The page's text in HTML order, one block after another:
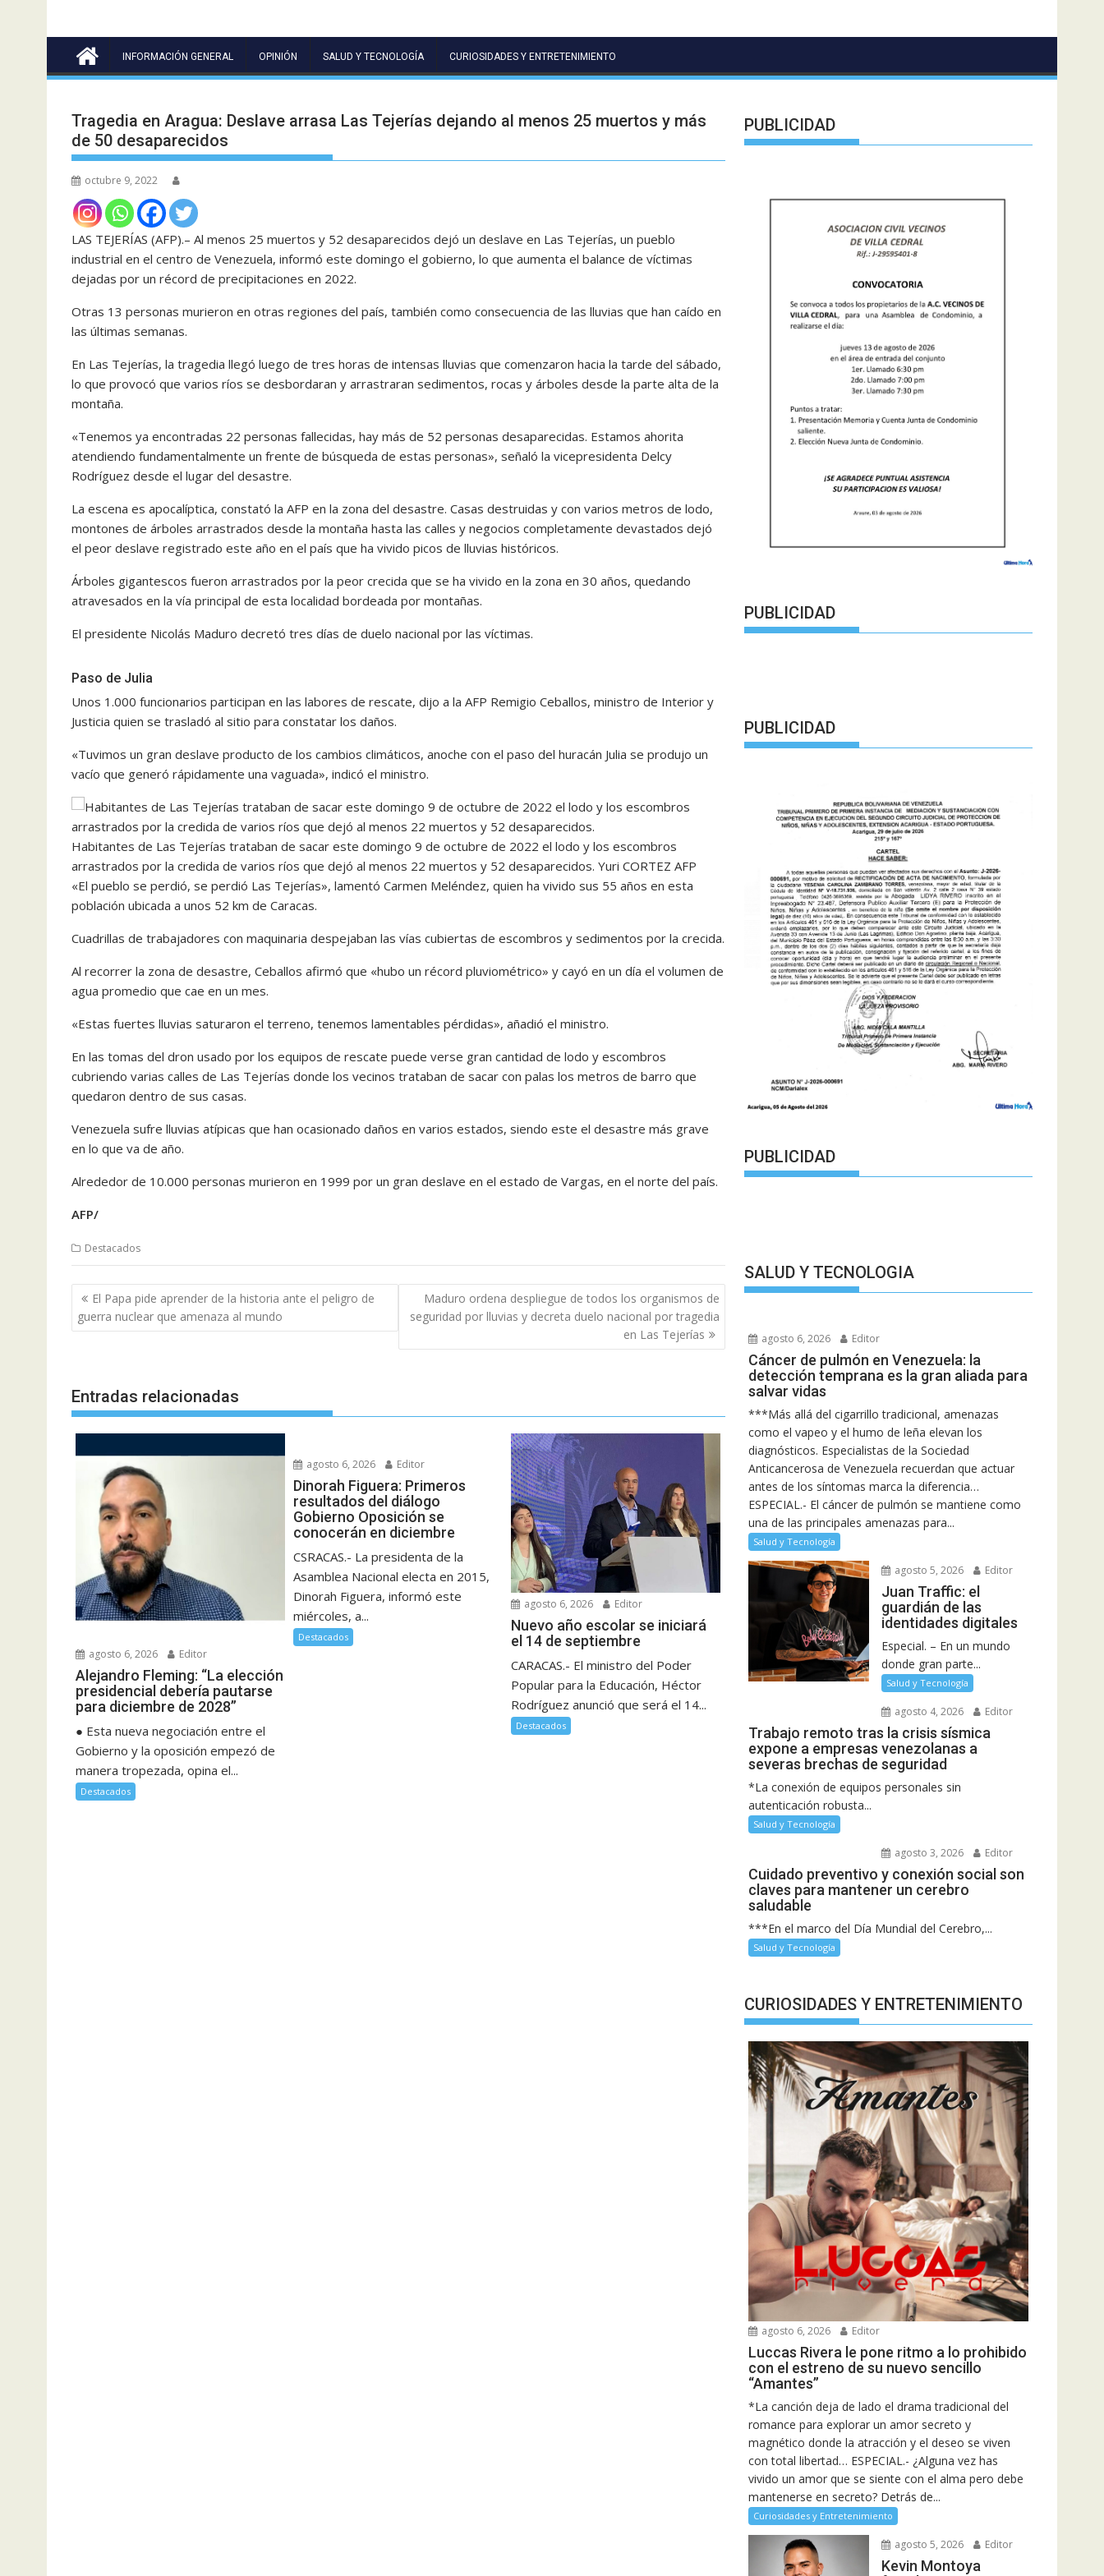
INFORMACIÓN GENERAL OPINIÓN SALUD Y TECNOLOGÍA CURIOSIDADES Y ENTRETENIMIENTO
Tragedia en Aragua: Deslave arrasa Las Tejerías dejando al menos 25 muertos y más
de 50 desaparecidos
octubre 9, 2022
LAS TEJERÍAS (AFP).– Al menos 25 muertos y 52 desaparecidos dejó un deslave en Las Tejerías, un pueblo
industrial en el centro de Venezuela, informó este domingo el gobierno, lo que aumenta el balance de víctimas
dejadas por un récord de precipitaciones en 2022.
Otras 13 personas murieron en otras regiones del país, también como consecuencia de las lluvias que han caído en
las últimas semanas.
En Las Tejerías, la tragedia llegó luego de tres horas de intensas lluvias que comenzaron hacia la tarde del sábado,
lo que provocó que varios ríos se desbordaran y arrastraran sedimentos, rocas y árboles desde la parte alta de la
montaña.
«Tenemos ya encontradas 22 personas fallecidas, hay más de 52 personas desaparecidas. Estamos ahorita
atendiendo fundamentalmente un frente de búsqueda de estas personas», señaló la vicepresidenta Delcy
Rodríguez desde el lugar del desastre.
La escena es apocalíptica, constató la AFP en la zona del desastre. Casas destruidas y con varios metros de lodo,
montones de árboles arrastrados desde la montaña hasta las calles y negocios completamente devastados dejó
el peor deslave registrado este año en el país que ha vivido picos de lluvias históricos.
Árboles gigantescos fueron arrastrados por la peor crecida que se ha vivido en la zona en 30 años, quedando
atravesados en la vía principal de esta localidad bordeada por montañas.
El presidente Nicolás Maduro decretó tres días de duelo nacional por las víctimas.
Paso de Julia
Unos 1.000 funcionarios participan en las labores de rescate, dijo a la AFP Remigio Ceballos, ministro de Interior y
Justicia quien se trasladó al sitio para constatar los daños.
«Tuvimos un gran deslave producto de los cambios climáticos, anoche con el paso del huracán Julia se produjo un
vacío que generó rápidamente una vaguada», indicó el ministro.
Habitantes de Las Tejerías trataban de sacar este domingo 9 de octubre de 2022 el lodo y los escombros
arrastrados por la credida de varios ríos que dejó al menos 22 muertos y 52 desaparecidos. Yuri CORTEZ AFP
«El pueblo se perdió, se perdió Las Tejerías», lamentó Carmen Meléndez, quien ha vivido sus 55 años en esta
población ubicada a unos 52 km de Caracas.
Cuadrillas de trabajadores con maquinaria despejaban las vías cubiertas de escombros y sedimentos por la crecida.
Al recorrer la zona de desastre, Ceballos afirmó que «hubo un récord pluviométrico» y cayó en un día el volumen de
agua promedio que cae en un mes.
«Estas fuertes lluvias saturaron el terreno, tenemos lamentables pérdidas», añadió el ministro.
En las tomas del dron usado por los equipos de rescate puede verse gran cantidad de lodo y escombros
cubriendo varias calles de Las Tejerías donde los vecinos trataban de sacar con palas los metros de barro que
quedaron dentro de sus casas.
Venezuela sufre lluvias atípicas que han ocasionado daños en varios estados, siendo este el desastre más grave
en lo que va de año.
Alrededor de 10.000 personas murieron en 1999 por un gran deslave en el estado de Vargas, en el norte del país.
AFP/
Destacados
Navegación
de
entradas
El Papa pide aprender de la historia ante el peligro de
guerra nuclear que amenaza al mundo
Maduro ordena despliegue de todos los organismos de
seguridad por lluvias y decreta duelo nacional por tragedia
en Las Tejerías
Entradas relacionadas
agosto 6, 2026 Editor
Alejandro Fleming: “La elección
presidencial debería pautarse
para diciembre de 2028”
● Esta nueva negociación entre el
Gobierno y la oposición empezó de
manera tropezada, opina el...
Destacados
agosto 6, 2026 Editor
Dinorah Figuera: Primeros
resultados del diálogo
Gobierno Oposición se
conocerán en diciembre
CSRACAS.- La presidenta de la
Asamblea Nacional electa en 2015,
Dinorah Figuera, informó este
miércoles, a...
Destacados
agosto 6, 2026 Editor
Nuevo año escolar se iniciará
el 14 de septiembre
CARACAS.- El ministro del Poder
Popular para la Educación, Héctor
Rodríguez anunció que será el 14...
Destacados
PUBLICIDAD
PUBLICIDAD
PUBLICIDAD
PUBLICIDAD
SALUD Y TECNOLOGIA
agosto 6, 2026 Editor
Cáncer de pulmón en Venezuela: la
detección temprana es la gran aliada para
salvar vidas
***Más allá del cigarrillo tradicional, amenazas
como el vapeo y el humo de leña elevan los
diagnósticos. Especialistas de la Sociedad
Anticancerosa de Venezuela recuerdan que actuar
antes de los síntomas marca la diferencia…
ESPECIAL.- El cáncer de pulmón se mantiene como
una de las principales amenazas para...
Salud y Tecnología
agosto 5, 2026 Editor
Juan Traffic: el
guardián de las
identidades digitales
Especial. – En un mundo
donde gran parte...
Salud y Tecnología
agosto 4, 2026 Editor
Trabajo remoto tras la crisis sísmica
expone a empresas venezolanas a
severas brechas de seguridad
*La conexión de equipos personales sin
autenticación robusta...
Salud y Tecnología
agosto 3, 2026 Editor
Cuidado preventivo y conexión social son
claves para mantener un cerebro
saludable
***En el marco del Día Mundial del Cerebro,...
Salud y Tecnología
CURIOSIDADES Y ENTRETENIMIENTO
agosto 6, 2026 Editor
Luccas Rivera le pone ritmo a lo prohibido
con el estreno de su nuevo sencillo
“Amantes”
*La canción deja de lado el drama tradicional del
romance para explorar un amor secreto y
magnético donde la atracción y el deseo se viven
con total libertad… ESPECIAL.- ¿Alguna vez has
vivido un amor que se siente con el alma pero debe
mantenerse en secreto? Detrás de...
Curiosidades y Entretenimiento
agosto 5, 2026 Editor
Kevin Montoya